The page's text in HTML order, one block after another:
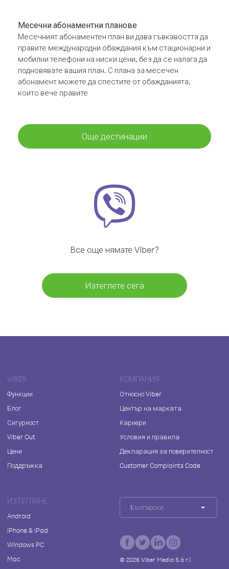
Месечни абонаментни планове
Месечният абонаментен план ви дава гъвкавостта да
правите международни обаждания към стационарни и
мобилни телефони на ниски цени, без да се налага да
подновявате вашия план. С плана за месечен
абонамент можете да спестите от обажданията,
които вече правите
Още дестинации
Все още нямате Viber?
Изтеглете сега
VIBER
Функции
Блог
Сигурност
Viber Out
Цени
Поддръжка
КОМПАНИЯ
Относно Viber
Център на марката
Кариери
Условия и правила
Декларация за поверителност
Customer Complaints Code
ИЗТЕГЛЯНЕ
Android
iPhone & iPad
Windows PC
Mac
Български
© 2026Viber Media S.à r.l.